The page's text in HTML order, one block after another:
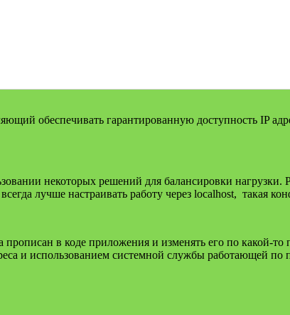
обеспечивать гарантированную доступность IP
некоторых решений для балансировки нагрузки.
лучше настраивать работу через localhost, такая
прописан в коде приложения и изменять его по
и использованием системной службы работающей по